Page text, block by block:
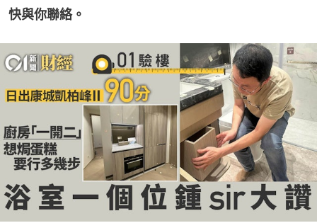
快與你聯絡。